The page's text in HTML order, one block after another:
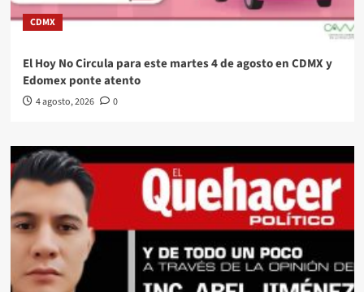
CDMX
El Hoy No Circula para este martes 4 de agosto en CDMX y
Edomex ponte atento
4 agosto, 2026 0